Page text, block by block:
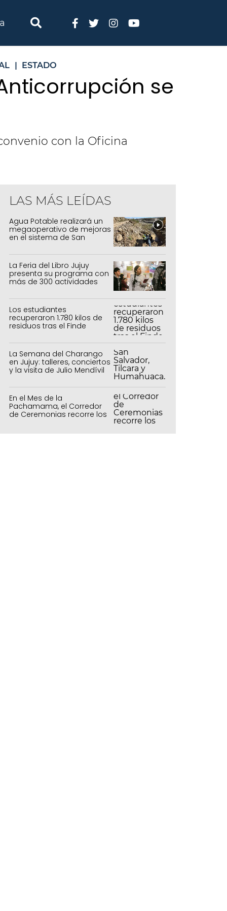
| ESTADO
se
con la Oficina
LAS MÁS LEÍDAS
Agua Potable realizará un
megaoperativo de mejoras
en el sistema de San
La Feria del Libro Jujuy
presenta su programa con
más de 300 actividades
Los estudiantes
recuperaron 1.780 kilos de
residuos tras el Finde
La Semana del Charango
en Jujuy: talleres, conciertos
y la visita de Julio Mendívil
En el Mes de la
Pachamama, el Corredor
de Ceremonias recorre los